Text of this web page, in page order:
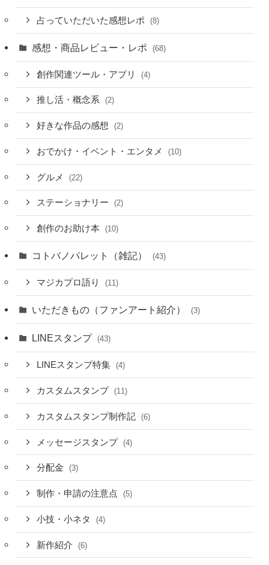
占っていただいた感想レポ (8)
感想・商品レビュー・レポ (68)
創作関連ツール・アプリ (4)
推し活・概念系 (2)
好きな作品の感想 (2)
おでかけ・イベント・エンタメ (10)
グルメ (22)
ステーショナリー (2)
創作のお助け本 (10)
コトバノパレット（雑記） (43)
マジカプロ語り (11)
いただきもの（ファンアート紹介） (3)
LINEスタンプ (43)
LINEスタンプ特集 (4)
カスタムスタンプ (11)
カスタムスタンプ制作記 (6)
メッセージスタンプ (4)
分配金 (3)
制作・申請の注意点 (5)
小技・小ネタ (4)
新作紹介 (6)